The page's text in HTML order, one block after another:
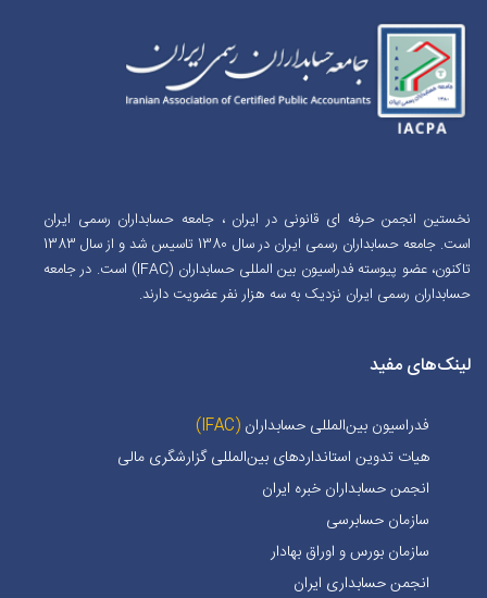
نخستین انجمن حرفه ای قانونی در ایران ، جامعه حسابداران رسمی ایران
است. جامعه حسابداران رسمی ایران در سال 1380 تاسیس شد و از سال 1383
تاکنون، عضو پیوسته فدراسیون بین المللی حسابداران (IFAC) است. در جامعه
حسابداران رسمی ایران نزدیک به سه هزار نفر عضویت دارند.
لینک‌های مفید
فدراسیون بین‌المللی حسابداران (IFAC)
هیات تدوین استانداردهای بین‌المللی گزارشگری مالی
انجمن حسابداران خبره ايران
سازمان حسابرسی
سازمان بورس و اوراق بهادار
انجمن حسابداری ایران